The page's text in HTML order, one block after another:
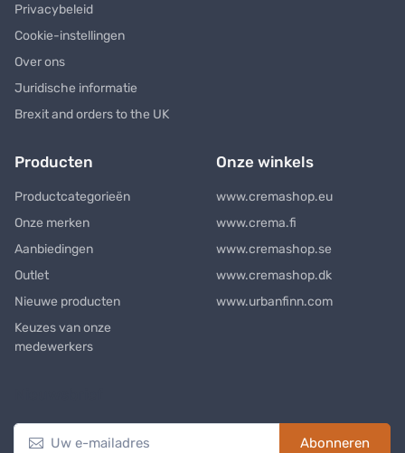
Privacybeleid
Cookie-instellingen
Over ons
Juridische informatie
Brexit and orders to the UK
Producten
Productcategorieën
Onze merken
Aanbiedingen
Outlet
Nieuwe producten
Keuzes van onze
medewerkers
Onze winkels
www.cremashop.eu
www.crema.fi
www.cremashop.se
www.cremashop.dk
www.urbanfinn.com
Abonneren